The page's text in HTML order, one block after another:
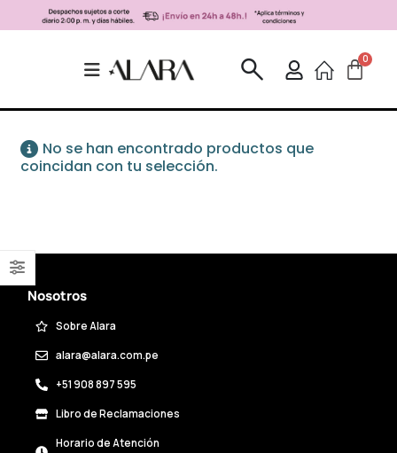
No se han encontrado productos que
coincidan con tu selección.
Nosotros
Sobre Alara
alara@alara.com.pe
+51 908 897 595
Libro de Reclamaciones
Horario de Atención